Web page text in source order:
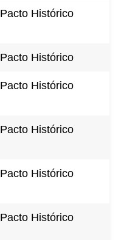
Pacto Histórico
Pacto Histórico
Pacto Histórico
Pacto Histórico
Pacto Histórico
Pacto Histórico